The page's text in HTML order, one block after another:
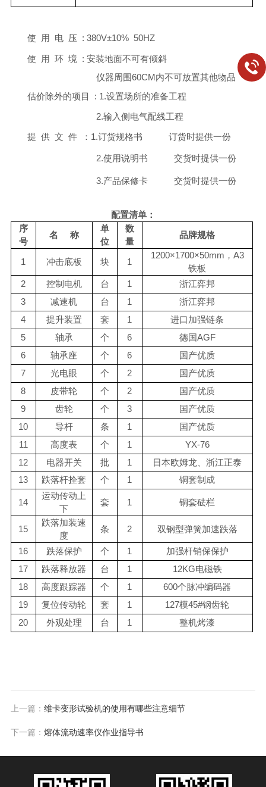
使 用 电 压 : 380V±10% 50HZ
使 用 环 境 : 安装地面不可有倾斜
仪器周围60CM内不可放置其他物品
估价除外的项目
: 1.设置场所的准备工程
2.输入侧电气配线工程
提 供 文 件 ： 1.订货规格书 订货时提供一份
2.使用说明书 交货时提供一份
3.产品保修卡 交货时提供一份
配置清单：
序
号
名 称
单
位
数
量
品牌规格
1 冲击底板 块 1
1200×1700×50mm ， A3
铁板
2
控制电机 台 1
浙江弈邦
3
减速机 台 1
浙江弈邦
4
提升装置 套 1 进口加强链条
5
轴承 个 6 德国AGF
6
轴承座 个 6
国产优质
7
光电眼 个 2
国产优质
8
皮带轮 个 2
国产优质
9
齿轮 个 3
国产优质
10
导杆 条 1
国产优质
11 高度表 个 1
YX-76
12 电器开关 批 1 日本欧姆龙 、浙江正泰
13
跌落杆拴套 个 1 铜套制成
14
运动传动上
下
套 1 铜套砝栏
15
跌落加装速
度
条 2 双钢型弹簧加速跌落
16 跌落保护 个 1
加强杆销保保护
17
跌落释放器 台 1 12KG电磁铁
18
高度跟踪器 个 1 600个脉冲编码器
19
复位传动轮 套 1 127模45#钢齿轮
20
外观处理 台 1 整机烤漆
上一篇： 维卡变形试验机的使用有哪些注意细节
下一篇： 熔体流动速率仪作业指导书